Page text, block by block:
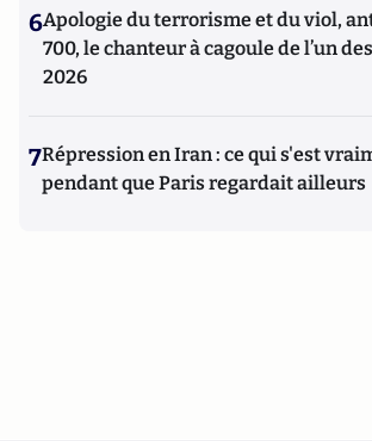
6Apologie du terrorisme et du viol,
700, le chanteur à cagoule de l’un
2026
7Répression en Iran : ce qui s'est
pendant que Paris regardait ailleurs